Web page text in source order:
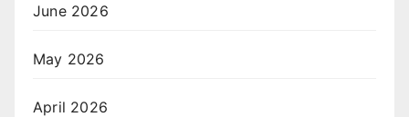
June 2026
May 2026
April 2026